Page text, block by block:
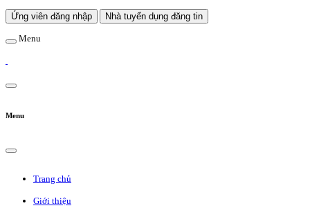
Ứng viên đăng nhập Nhà tuyển dụng đăng tin
Menu
Menu
Trang chủ
Giới thiệu